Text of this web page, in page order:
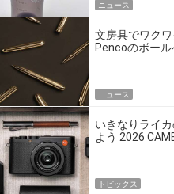
ニュース
文房具でワクワ
Pencoのボー
ニュース
いきなりライ
よう 2026
トピックス